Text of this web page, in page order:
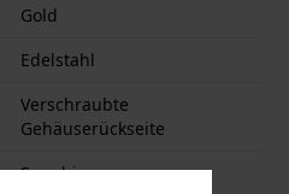
Gold
Edelstahl
Verschraubte
Gehäuserückseite
Sapphir